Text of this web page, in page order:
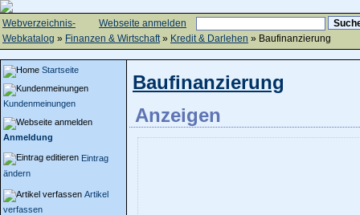
Webseite anmelden
Webverzeichnis-
Webkatalog » Finanzen & Wirtschaft» Kredit & Darlehen » Baufinanzierung
Startseite
Kundenmeinungen
Anmeldung
Eintrag
ändern
Artikel
verfassen
Baufinanzierung
Anzeigen